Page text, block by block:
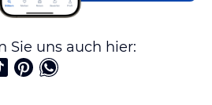
Sie uns auch hier: